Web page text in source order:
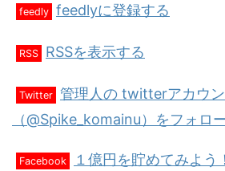
feedly feedlyに登録する
RSS RSSを表示する
Twitter 管理人の twitterアカウン
（@Spike_komainu）をフォロ
Facebook
１億円を貯めてみよう